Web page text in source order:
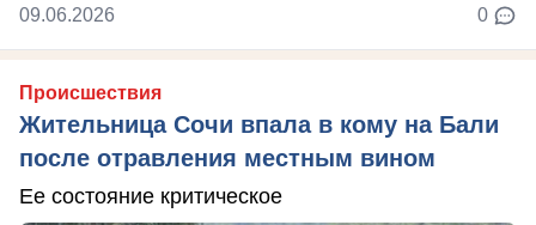
09.06.2026 0
Происшествия
Жительница Сочи впала в кому на Бали
после отравления местным вином
Ее состояние критическое